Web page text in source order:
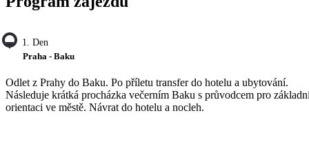
1. Den
Praha - Baku
Odlet z Prahy do Baku. Po příletu transfer do hotelu a ubytování.
Následuje krátká procházka večerním Baku s průvodcem pro
orientaci ve městě. Návrat do hotelu a nocleh.